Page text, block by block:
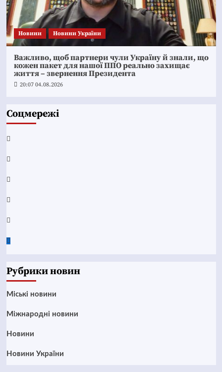
Новини Новини України
Важливо, щоб партнери чули Україну й знали, що
кожен пакет для нашої ППО реально захищає
життя – звернення Президента
20:07 04.08.2026
Соцмережі
Facebook
YouTube
Telegram
Instagram
Twitter
Google
Рубрики новин
Mіські новини
Міжнародні новини
Новини
Новини України